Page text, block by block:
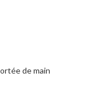
de main